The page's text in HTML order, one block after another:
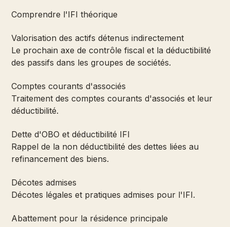
Comprendre l'IFI théorique
Valorisation des actifs détenus indirectement
Le prochain axe de contrôle fiscal et la déductibilité
des passifs dans les groupes de sociétés.
Comptes courants d'associés
Traitement des comptes courants d'associés et leur
déductibilité.
Dette d'OBO et déductibilité IFI
Rappel de la non déductibilité des dettes liées au
refinancement des biens.
Décotes admises
Décotes légales et pratiques admises pour l'IFI.
Abattement pour la résidence principale